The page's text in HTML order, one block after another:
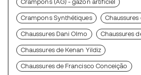
Crampons (AG) - gazon artificiel
Crampons Synthétiques
Chaussures Dani Olmo Chaussures
Chaussures de Kenan Yildiz
Chaussures de Francisco Conceição